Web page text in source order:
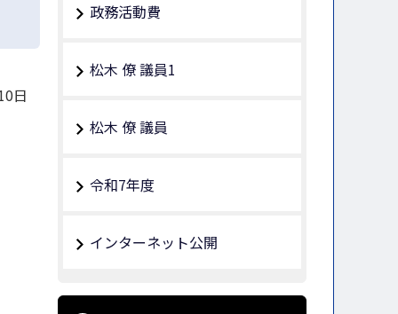
日
政務活動費
松木 僚 議員1
松木 僚 議員
令和7年度
インターネット公開